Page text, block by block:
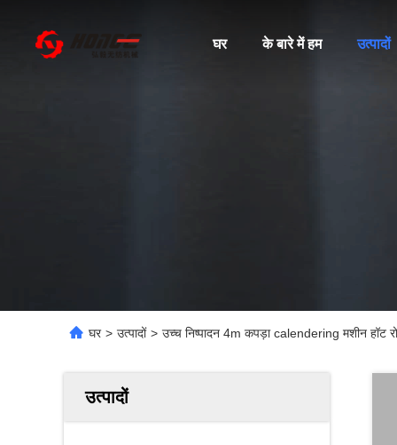
घर के बारे में हम उत्पादों
घर > उत्पादों > उच्च निष्पादन 4m कपड़ा calendering मशीन हॉट
उत्पादों